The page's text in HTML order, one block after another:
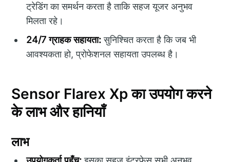
ट्रेडिंग का समर्थन करता है ताकि सहज यूजर अनुभव
मिलता रहे।
24/7 ग्राहक सहायता:सुनिश्चित करता है कि जब भी
आवश्यकता हो, प्रोफेशनल सहायता उपलब्ध है।
Sensor Flarex Xp का उपयोग करने
के लाभ और हानियाँ
लाभ